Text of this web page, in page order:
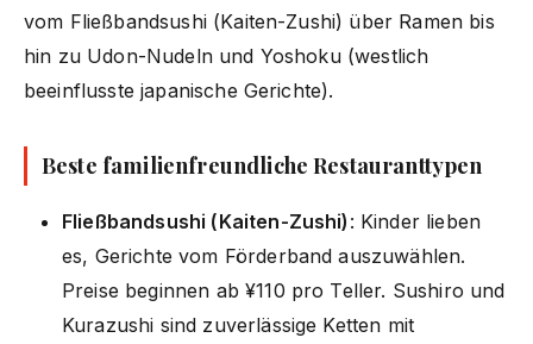
vom Fließbandsushi (Kaiten-Zushi) über Ramen bis
hin zu Udon-Nudeln und Yoshoku (westlich
beeinflusste japanische Gerichte).
Beste familienfreundliche Restauranttypen
Fließbandsushi (Kaiten-Zushi) : Kinder lieben
es, Gerichte vom Förderband auszuwählen.
Preise beginnen ab ¥110 pro Teller. Sushiro und
Kurazushi sind zuverlässige Ketten mit